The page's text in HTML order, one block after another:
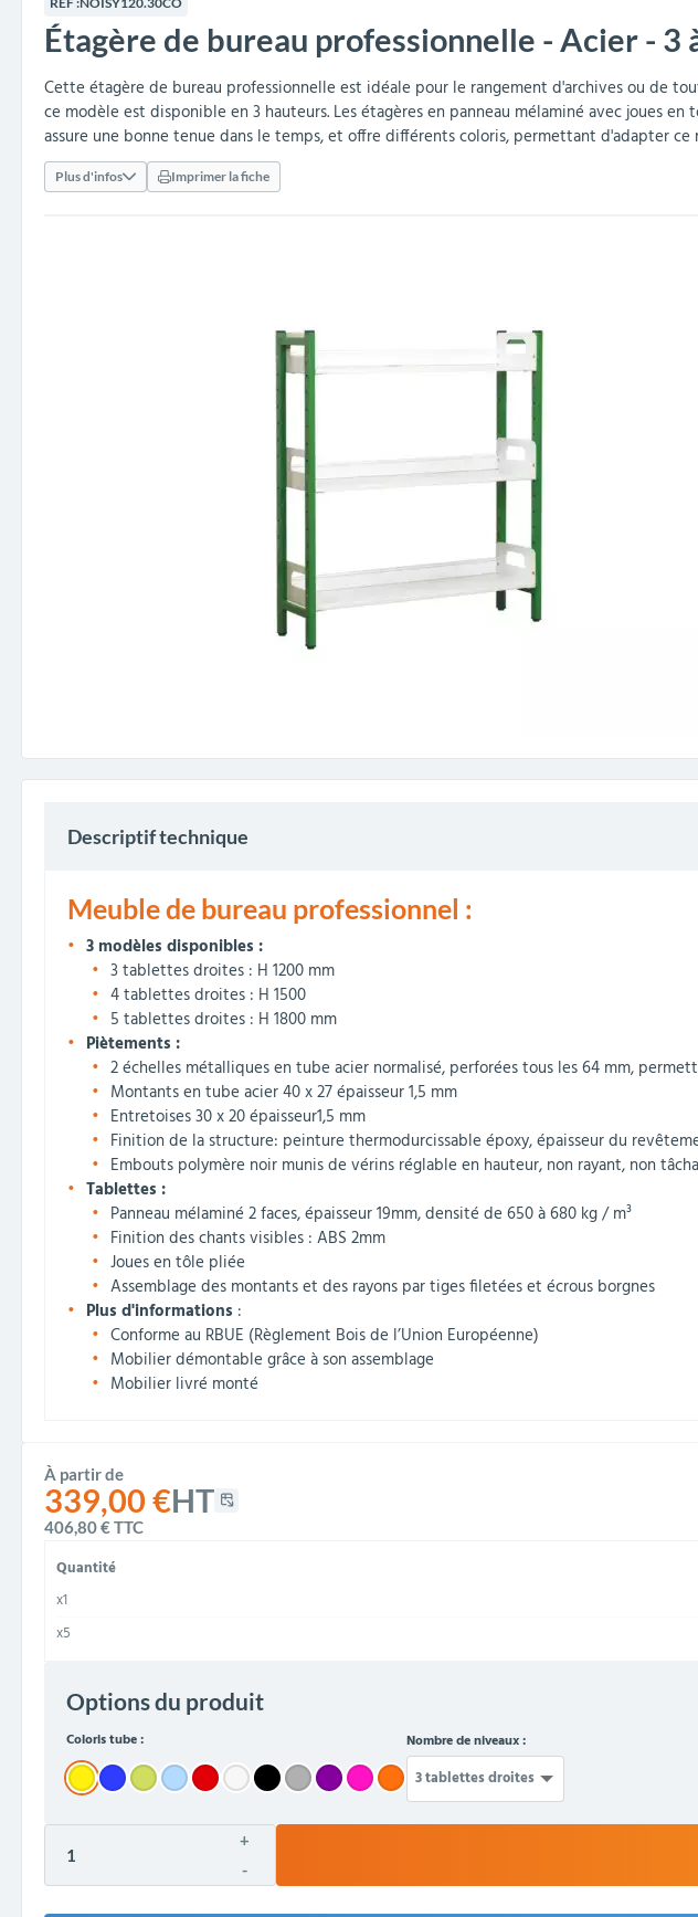
Embellissement et
fleurissement urbain
Cendriers urbains
Barrières de ville Arceaux de sécurité Abris fumeurs
Clous podotactiles et
rampes d'accès
Séparateurs de voies et
balises routières
Travaux publics &
Industries
Miroirs de
Vestiaires Équipements sanitaires Mobilier de
Armoires et rangements Mobilier scolaire extérieur
Mobilier crèche
maternelle
Tables de cantine
réception
amovibles
Poteaux de guidage
Décorations de Noël
collectivités
Pavoisement
collectivités
extérieurs
Structures aires de jeux
Baby-foots & Billards
À partir de
339,00 €HT
406,80 €TTC
Quantité
x1
x5
Options du produit
Coloris tube : Nombre de niveaux :
+
-
Étagère de bureau professionnelle - Acier - 3
Cette étagère de bureau professionnelle est idéale pour le rangement d'archives ou de
ce modèle est disponible en 3 hauteurs. Les étagères en panneau mélaminé avec joues
assure une bonne tenue dans le temps, et offre différents coloris, permettant d'adapter
Plus d'infos Imprimer la fiche
Descriptif technique
Meuble de bureau professionnel :
3 modèles disponibles :
3 tablettes droites : H 1200 mm
4 tablettes droites : H 1500
5 tablettes droites : H 1800 mm
Piètements :
2 échelles métalliques en tube acier normalisé, perforées tous les 64 mm,
Montants en tube acier 40 x 27 épaisseur 1,5 mm
Entretoises 30 x 20 épaisseur1,5 mm
Finition de la structure: peinture thermodurcissable époxy, épaisseur du
Embouts polymère noir munis de vérins réglable en hauteur, non rayant, non
Tablettes :
Panneau mélaminé 2 faces, épaisseur 19mm, densité de 650 à 680 kg / m³
Finition des chants visibles : ABS 2mm
Joues en tôle pliée
Assemblage des montants et des rayons par tiges filetées et écrous borgnes
Plus d'informations :
Conforme au RBUE (Règlement Bois de l’Union Européenne)
Mobilier démontable grâce à son assemblage
Mobilier livré monté